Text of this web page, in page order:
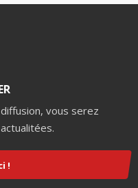
vous serez
!